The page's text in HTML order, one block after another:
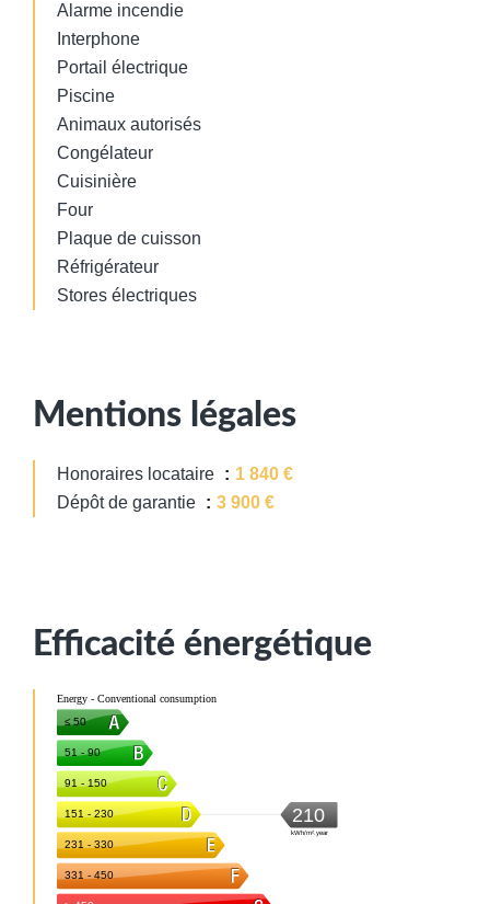
Alarme incendie
Interphone
Portail électrique
Piscine
Animaux autorisés
Congélateur
Cuisinière
Four
Plaque de cuisson
Réfrigérateur
Stores électriques
Mentions légales
Honoraires locataire
1 840 €
Dépôt de garantie
3 900 €
Efficacité énergétique